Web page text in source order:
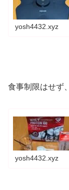
yosh4432.xyz
食事制限はせず
yosh4432.xyz